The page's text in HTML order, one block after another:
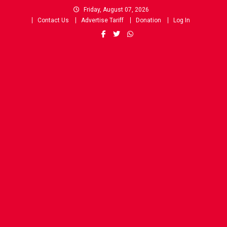
Friday, August 07, 2026
Contact Us
Advertise Tariff Donation Log In